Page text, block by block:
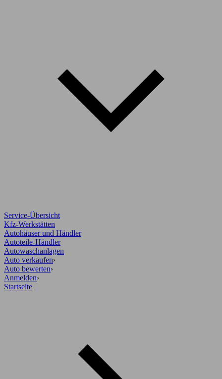
Service-Übersicht
Kfz-Werkstätten
Autohäuser und Händler
Autoteile-Händler
Autowaschanlagen
Auto verkaufen›
Auto bewerten›
Anmelden›
Startseite